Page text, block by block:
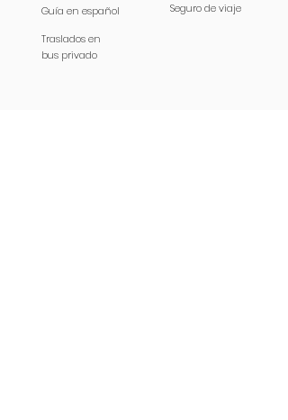
Guía en español Seguro de viaje
Traslados en
bus privado